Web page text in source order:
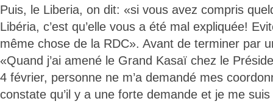
Puis, le Liberia, on dit: «si vous avez compris
Libéria, c’est qu’elle vous a été mal expliquée!
même chose de la RDC». Avant de terminer par
«Quand j’ai amené le Grand Kasaï chez le
4 février, personne ne m’a demandé mes
constate qu’il y a une forte demande et je me